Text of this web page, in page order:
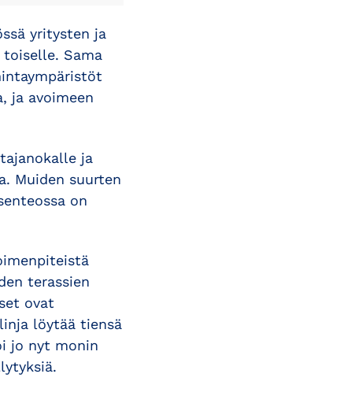
yritysten ja
Sama
ja avoimeen
ja
Muiden suurten
on
terassien
ovat
löytää tiensä
jo nyt monin